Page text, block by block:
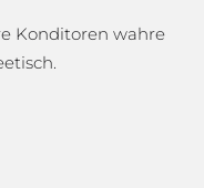
Konditoren wahre